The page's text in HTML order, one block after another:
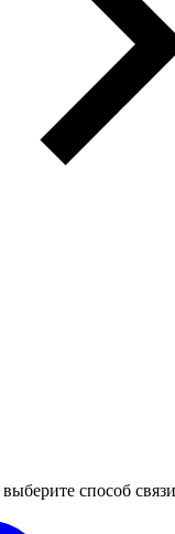
выберите способ связи